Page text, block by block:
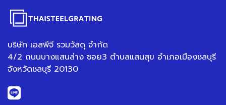
บริษัท เอสพีจี รวมวัสดุ จำกัด
4/2 ถนนบางแสนล่าง ซอย3 ตำบลแสนสุข อำเภอเมืองชลบุรี
จังหวัดชลบุรี 20130